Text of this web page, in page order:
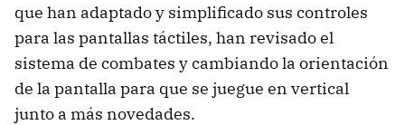
que han adaptado y simplificado sus controles
para las pantallas táctiles, han revisado el
sistema de combates y cambiando la orientación
de la pantalla para que se juegue en vertical
junto a más novedades.